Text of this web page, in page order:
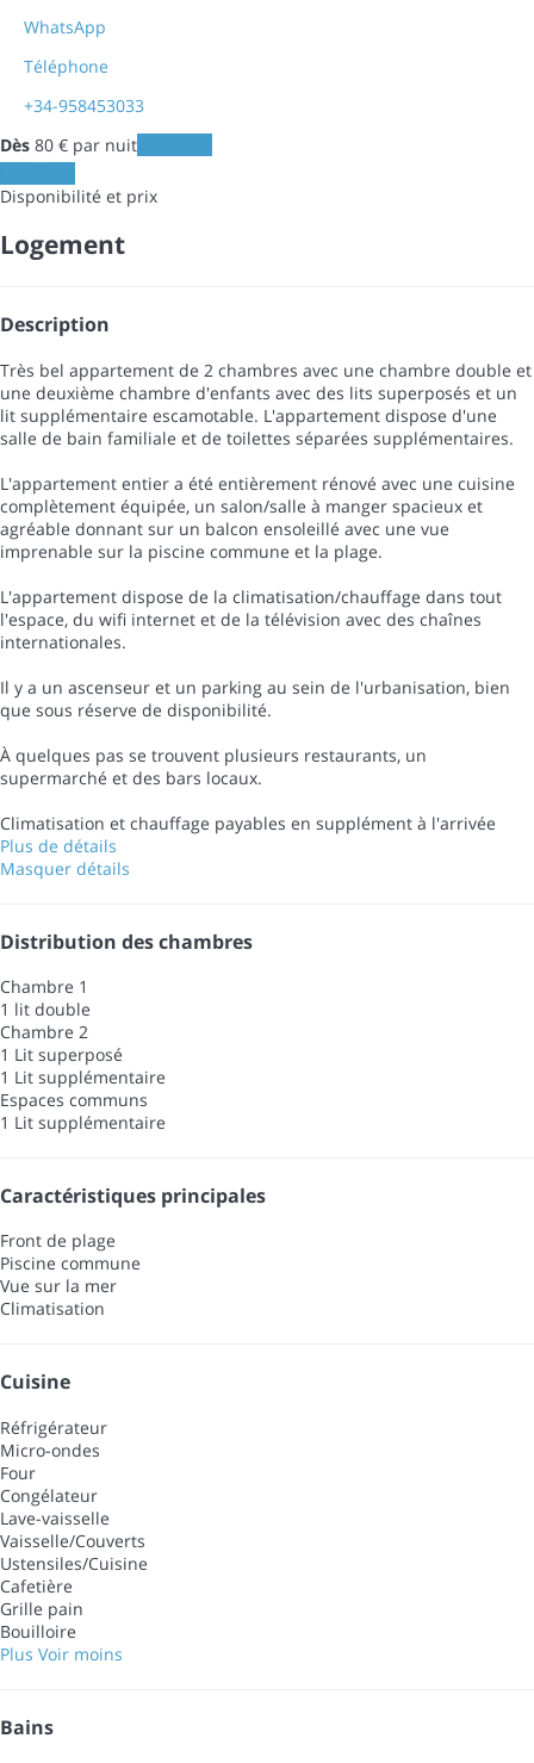
WhatsApp
Téléphone
+34-958453033
Dès 80 € par nuit
Disponibilité et prix
Logement
Description
Très bel appartement de 2 chambres avec une chambre double et
une deuxième chambre d'enfants avec des lits superposés et un
lit supplémentaire escamotable. L'appartement dispose d'une
salle de bain familiale et de toilettes séparées supplémentaires.
L'appartement entier a été entièrement rénové avec une cuisine
complètement équipée, un salon/salle à manger spacieux et
agréable donnant sur un balcon ensoleillé avec une vue
imprenable sur la piscine commune et la plage.
L'appartement dispose de la climatisation/chauffage dans tout
l'espace, du wifi internet et de la télévision avec des chaînes
internationales.
Il y a un ascenseur et un parking au sein de l'urbanisation, bien
que sous réserve de disponibilité.
À quelques pas se trouvent plusieurs restaurants, un
supermarché et des bars locaux.
Climatisation et chauffage payables en supplément à l'arrivée
Plus de détails
Masquer détails
Distribution des chambres
Chambre 1
1 lit double
Chambre 2
1 Lit superposé
1 Lit supplémentaire
Espaces communs
1 Lit supplémentaire
Caractéristiques principales
Front de plage
Piscine commune
Vue sur la mer
Climatisation
Cuisine
Réfrigérateur
Micro-ondes
Four
Congélateur
Lave-vaisselle
Vaisselle/Couverts
Ustensiles/Cuisine
Cafetière
Grille pain
Bouilloire
Plus Voir moins
Bains